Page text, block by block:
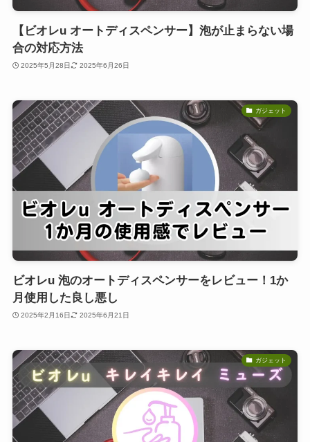
【ビオレu オートディスペンサー】泡が止まらない場
合の対応方法
2025年5月28日 2025年6月26日
ガジェット
ビオレu 泡のオートディスペンサーをレビュー！1か
月使用した良し悪し
2025年2月16日 2025年6月21日
ガジェット